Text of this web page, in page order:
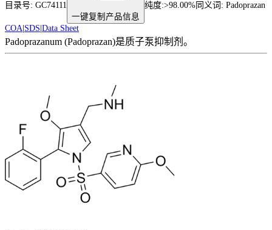
目录号: GC74111
一键复制产品信息
纯度:>98.00% 同义词: Padoprazan
COA SDS Data Sheet
Padoprazanum (Padoprazan)是质子泵抑制剂。